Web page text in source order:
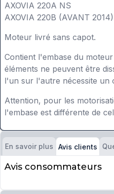
AXOVIA 220A NS
AXOVIA 220B (AVANT 2014)
Moteur livré sans capot.
Contient l'embase du
éléments ne peuvent être
l'un sur l'autre nécessite un
Attention, pour les
l'embase est différente de
En savoir plus Avis clients
Avis consommateurs